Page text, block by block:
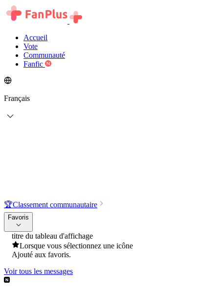
Accueil
Vote
Communauté
Fanfic
Français
🏆Classement communautaire
Favoris
titre du tableau d'affichage
Lorsque vous sélectionnez une icône
Ajouté aux favoris.
Voir tous les messages